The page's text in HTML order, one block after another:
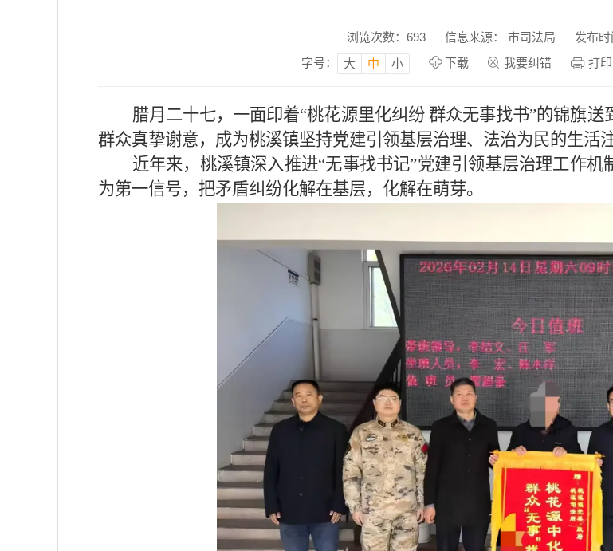
浏览次数： 693 信息来源： 市司法局
发布
字号：
大 中 小 下载 我要纠错 打印
腊月二十七，一面印着“桃花源里化纠纷 群众无事找书”的锦旗
群众真挚谢意，成为桃溪镇坚持党建引领基层治理、法治为民的生活
近年来，桃溪镇深入推进“无事找书记”党建引领基层治理工作
为第一信号，把矛盾纠纷化解在基层，化解在萌芽。